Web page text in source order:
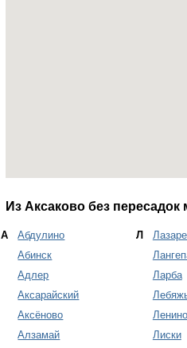
Из Аксаково без
А
Абдулино
Абинск
Адлер
Аксарайский
Аксёново
Алзамай
Л
Ларба
Ленино
Лиски